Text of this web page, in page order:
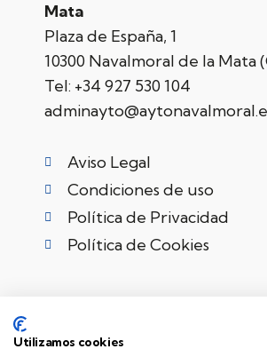
Mata
Plaza de España, 1
10300 Navalmoral de la Mata
Tel: +34 927 530 104
Aviso Legal
Condiciones de uso
Política de Privacidad
Política de Cookies
Utilizamos cookies